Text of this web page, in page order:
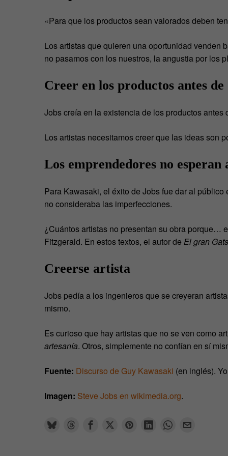
«Para que los productos sean valorados deben
Los artistas que quieren una oportunidad venden
no pasamos con los nuestros, la angustia por los
Creer en los productos antes
Jobs creía en la existencia de los productos
Los artistas necesitamos creer que las ideas son
Los emprendedores no esperan
Para Kawasaki, el éxito de Jobs fue dar al
no consideraba las imperfecciones.
¿Cuántos artistas no presentan su obra porque…
Fitzgerald. En estos textos, el autor de El gran
Creerse artista
Jobs pedía a los ingenieros que se creyeran
mismo.
Es curioso que hay artistas que no se ven como
artesanía. Otros, simplemente no confían en sí
Fuente: Discurso de Guy Kawasaki (en inglés).
Imagen: Steve Jobs en wikimedia.org.